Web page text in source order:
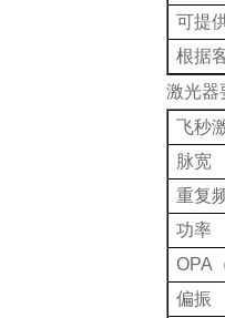
可提
根据
激光器
飞秒
脉宽
重复
功率
OPA
偏振